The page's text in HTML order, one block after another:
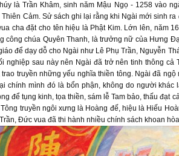
là Trần Khâm, sinh năm Mậu Ngọ - 1258 vào
Cảm. Sử sách ghi lại rằng khi Ngài mới sinh
cha đặt cho tên hiệu là Phật Kim. Lớn lên, năm
công chúa Quyên Thanh, là trưởng nữ của Hưng
để dạy dỗ cho Ngài như Lê Phụ Trần, Nguyễn
nghiệp sau này nên Ngài đã trở nên tinh thông
truyền những yếu nghĩa thiền tông. Ngài đã
chính mình đó là bổn phận, không do người
để tụng kinh, tọa thiền, sám lễ Tam bảo, thấu
truyền ngôi xưng là Hoàng đế, hiệu là Hiếu
Đức vua đã thi hành nhiều chính sách khoan